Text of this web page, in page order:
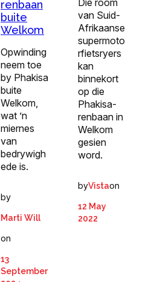
renbaan
buite
Welkom
Opwinding
neem toe
by Phakisa
buite
Welkom,
wat ’n
miernes
van
bedrywigh
ede is.
by
Marti Will
on
13
September
van Suid-
Afrikaanse
supermoto
rfietsryers
kan
binnekort
op die
Phakisa-
renbaan in
Welkom
gesien
word.
byVistaon
12 May
2022